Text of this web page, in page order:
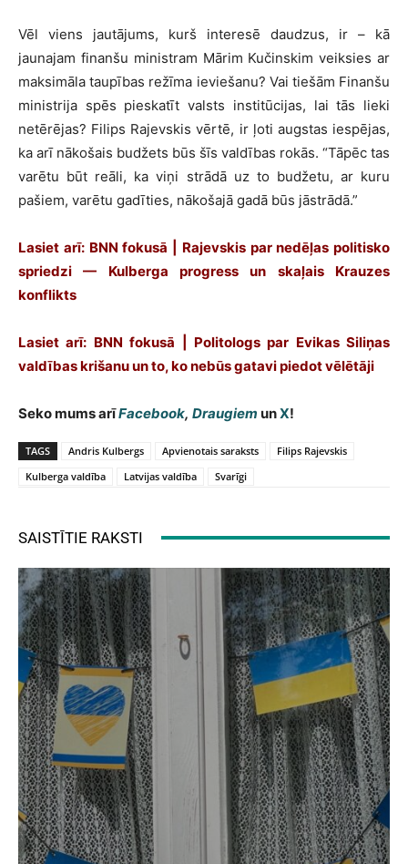
Vēl viens jautājums, kurš interesē daudzus, ir – kā
jaunajam finanšu ministram Mārim Kučinskim veiksies ar
maksimāla taupības režīma ieviešanu? Vai tiešām Finanšu
ministrija spēs pieskatīt valsts institūcijas, lai tās lieki
netērējas? Filips Rajevskis vērtē, ir ļoti augstas iespējas,
ka arī nākošais budžets būs šīs valdības rokās. “Tāpēc tas
varētu būt reāli, ka viņi strādā uz to budžetu, ar kuru
pašiem, varētu gadīties, nākošajā gadā būs jāstrādā.”
Lasiet arī: BNN fokusā | Rajevskis par nedēļas politisko
spriedzi — Kulberga progress un skaļais Krauzes
konflikts
Lasiet arī: BNN fokusā | Politologs par Evikas Siliņas
valdības krišanu un to, ko nebūs gatavi piedot vēlētāji
Seko mums arīFacebook, Draugiem unX!
TAGS Andris Kulbergs Apvienotais saraksts
Filips Rajevskis
Kulberga valdība
Latvijas valdība Svarīgi
SAISTĪTIE RAKSTI